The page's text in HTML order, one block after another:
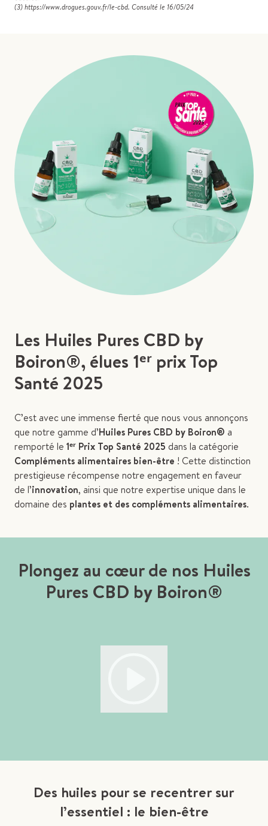
(3) https://www.drogues.gouv.fr/le-cbd. Consulté le 16/05/24
Les Huiles Pures CBD by
Boiron®, élues 1ᵉʳ prix Top
Santé 2025
C’est avec une immense fierté que nous vous annonçons
que notre gamme d’Huiles Pures CBD by Boiron® a
remporté le 1ᵉʳ Prix Top Santé 2025 dans la catégorie
Compléments alimentaires bien-être ! Cette distinction
prestigieuse récompense notre engagement en faveur
de l’innovation, ainsi que notre expertise unique dans le
domaine des plantes et des compléments alimentaires.
Plongez au cœur de nos Huiles
Pures CBD by Boiron®
Des huiles pour se recentrer sur
l’essentiel : le bien-être